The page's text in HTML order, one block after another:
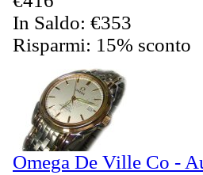
In Saldo: €353
Risparmi: 15% sconto
Omega De Ville Co -